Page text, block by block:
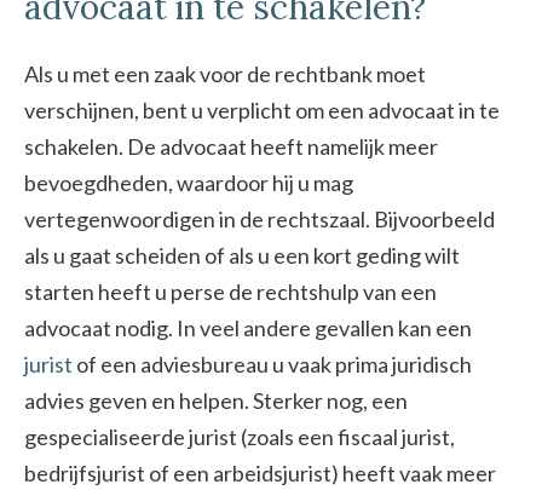
Als u met een zaak voor de rechtbank moet
verschijnen, bent u verplicht om een advocaat in te
schakelen. De advocaat heeft namelijk meer
bevoegdheden, waardoor hij u mag
vertegenwoordigen in de rechtszaal. Bijvoorbeeld
als u gaat scheiden of als u een kort geding wilt
starten heeft u perse de rechtshulp van een
advocaat nodig. In veel andere gevallen kan een
jurist of een adviesbureau u vaak prima juridisch
advies geven en helpen. Sterker nog, een
gespecialiseerde jurist (zoals een fiscaal jurist,
bedrijfsjurist of een arbeidsjurist) heeft vaak meer